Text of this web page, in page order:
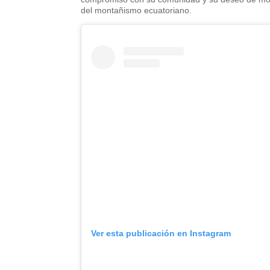
del montañismo ecuatoriano.
Ver esta publicación en Instagram